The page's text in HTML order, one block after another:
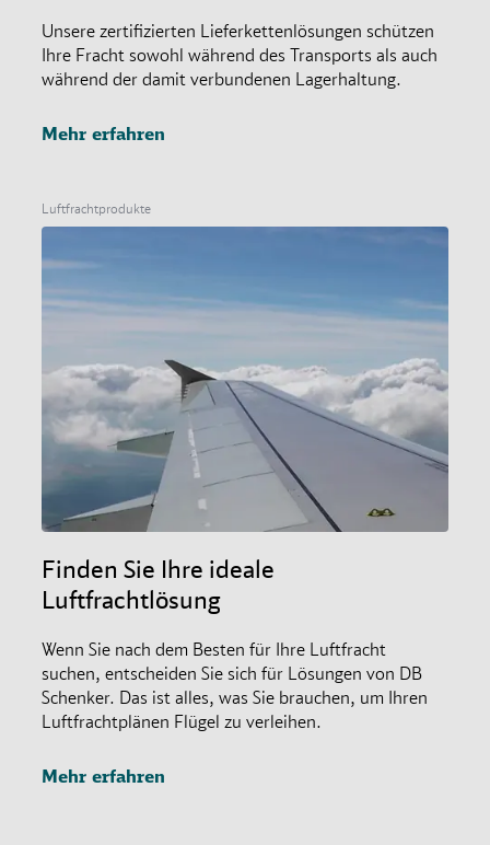
Unsere zertifizierten Lieferkettenlösungen schützen
Ihre Fracht sowohl während des Transports als auch
während der damit verbundenen Lagerhaltung.
Mehr erfahren
Luftfrachtprodukte
Finden Sie Ihre ideale
Luftfrachtlösung
Wenn Sie nach dem Besten für Ihre Luftfracht
suchen, entscheiden Sie sich für Lösungen von DB
Schenker. Das ist alles, was Sie brauchen, um Ihren
Luftfrachtplänen Flügel zu verleihen.
Mehr erfahren